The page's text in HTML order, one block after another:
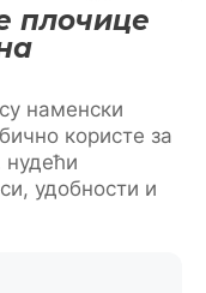
плочице
наменски
користе за
удобности и